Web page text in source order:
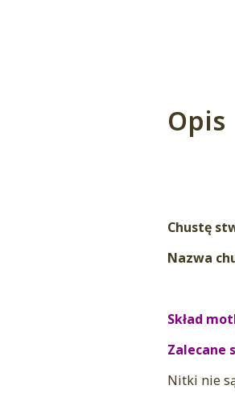
Opis
Chustę
Nazwa
Skład
Zalecane
Nitki nie